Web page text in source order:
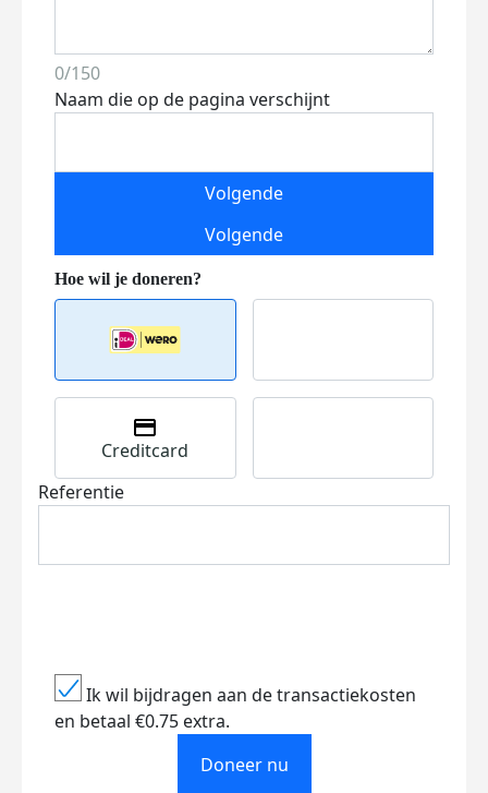
0/150
Naam die op de pagina verschijnt
Volgende
Volgende
Creditcard
Referentie
Ik wil bijdragen aan de transactiekosten
en betaal €0.75 extra.
Doneer nu